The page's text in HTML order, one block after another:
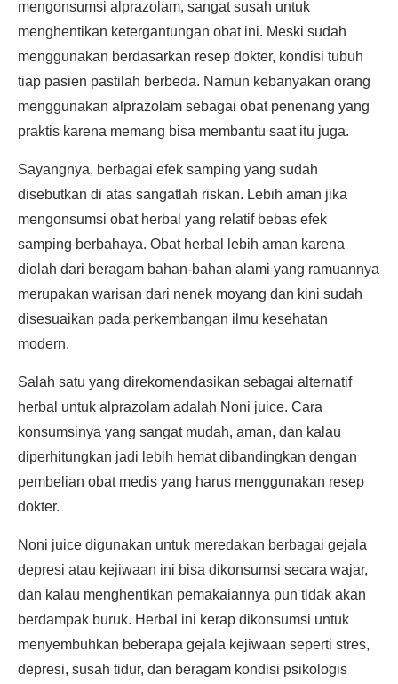
mengonsumsi alprazolam, sangat susah untuk
menghentikan ketergantungan obat ini. Meski sudah
menggunakan berdasarkan resep dokter, kondisi tubuh
tiap pasien pastilah berbeda. Namun kebanyakan orang
menggunakan alprazolam sebagai obat penenang yang
praktis karena memang bisa membantu saat itu juga.
Sayangnya, berbagai efek samping yang sudah
disebutkan di atas sangatlah riskan. Lebih aman jika
mengonsumsi obat herbal yang relatif bebas efek
samping berbahaya. Obat herbal lebih aman karena
diolah dari beragam bahan-bahan alami yang ramuannya
merupakan warisan dari nenek moyang dan kini sudah
disesuaikan pada perkembangan ilmu kesehatan
modern.
Salah satu yang direkomendasikan sebagai alternatif
herbal untuk alprazolam adalah Noni juice. Cara
konsumsinya yang sangat mudah, aman, dan kalau
diperhitungkan jadi lebih hemat dibandingkan dengan
pembelian obat medis yang harus menggunakan resep
dokter.
Noni juice digunakan untuk meredakan berbagai gejala
depresi atau kejiwaan ini bisa dikonsumsi secara wajar,
dan kalau menghentikan pemakaiannya pun tidak akan
berdampak buruk. Herbal ini kerap dikonsumsi untuk
menyembuhkan beberapa gejala kejiwaan seperti stres,
depresi, susah tidur, dan beragam kondisi psikologis